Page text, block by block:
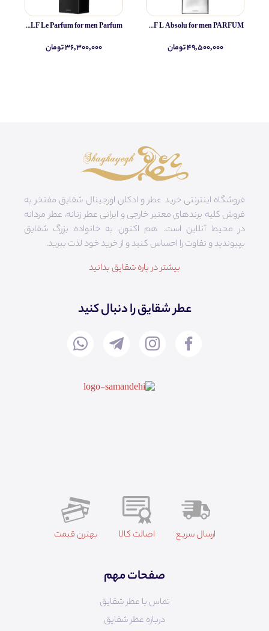
Yves Saint Laurent MYSLF L Absolu for men PARFUM
۴۹,۵۰۰,۰۰۰ تومان
Yves Saint Laurent MYSLF Le Parfum for men Parfum
۳۶,۳۰۰,۰۰۰ تومان
فروشگاه اینترنتی خرید عطر و ادکلن اورجینال شقایق مفتخر به
فروش کلیه برندهای معتبر خارجی و ایرانی عطر زنانه، عطر مردانه
در محیط آنلاین است. هم‌ اکنون به خانواده بزرگ شقایق
بپیوندید و تفاوت را احساس کنید و از خرید خود لذت ببرید.
بیشتر در باره شقایق بدانید
عطر شقایق را دنبال کنید
ارسال سریع اصالت کالا بهترن قیمت
صفحات مهم
تماس با عطر شقایق
درباره عطر شقایق